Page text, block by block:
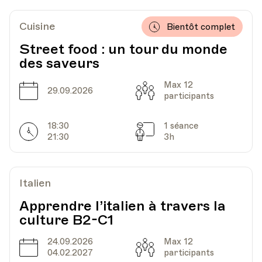
Cuisine
Street food : un tour du monde
des saveurs
Bientôt complet
Date
29.09.2026 Capacité
Max 12
participants
Horarires
18:30
21:30
Séances
1 séance
3h
Italien
Apprendre l’italien à travers la
culture B2-C1
Date
24.09.2026
04.02.2027
Capacité
Max 12
participants